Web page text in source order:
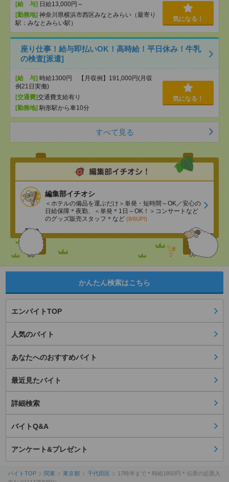
[給 与] 日給13,000円～
[勤務地] 神奈川県横浜市西区みなとみらい（最寄り
駅：みなとみらい駅）
気になる！
座り仕事！給与即払いOK！高時給！平日休み！牛乳
の検査[派遣]
[給 与] 時給1300円 【月収例】191,000円(月収
例21日実働)
[交通費]交通費支給有り
[勤務地] 駒形駅から車10分
気になる！
すべて見る
編集部イチオシ
＜ホテルの備品を運ぶだけ＞単発・短時間～OK／安心の
日給保障＊夜勤、＜単発＊1日～OK！＞コンサートなど
のグッズ販売スタッフ＊など (8/6UP!)
かんたん検索はこちら
エンバイトTOP
人気のバイト
あなたへのおすすめバイト
最近見たバイト
詳細検索
バイトQ&A
アンケート&プレゼント
バイトTOP 関東 東京都 千代田区
17時半まで＊時給1850円＊伝票の起票入